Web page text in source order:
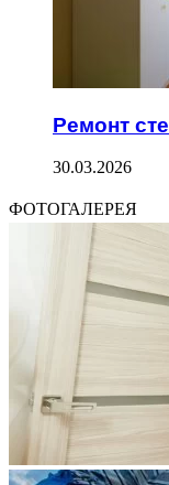
Ремонт
30.03.2026
ФОТОГАЛЕРЕЯ